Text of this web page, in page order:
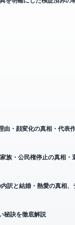
由・顔変化の真相・代表
族・公民権停止の真相・
訳と結婚・熱愛の真相、
秘訣を徹底解説